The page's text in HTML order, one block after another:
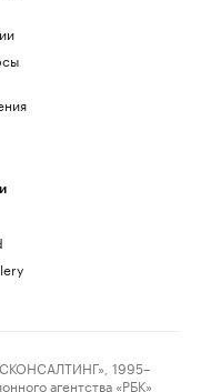
1995–
агентства «РБК»